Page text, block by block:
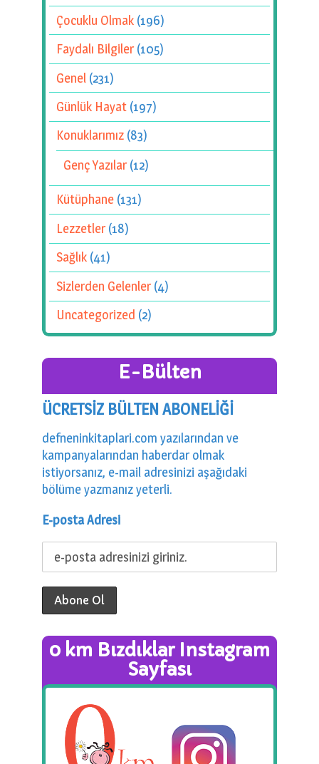
Çocuklu Olmak (196)
Faydalı Bilgiler(105)
Genel (231)
Günlük Hayat (197)
Konuklarımız (83)
Genç Yazılar(12)
Kütüphane (131)
Lezzetler(18)
Sağlık (41)
Sizlerden Gelenler(4)
Uncategorized (2)
E-Bülten
ÜCRETSİZ BÜLTEN ABONELİĞİ
defneninkitaplari.com yazılarından ve
kampanyalarından haberdar olmak
istiyorsanız, e-mail adresinizi aşağıdaki
bölüme yazmanız yeterli.
E-posta Adresi
0 km Bızdıklar Instagram
Sayfası